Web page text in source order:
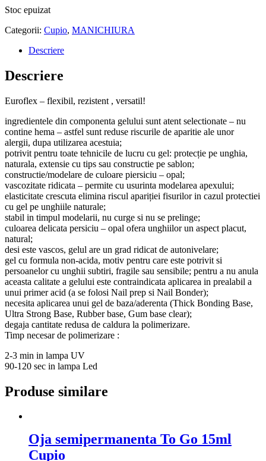
Stoc epuizat
Categorii: Cupio, MANICHIURA
Descriere
Descriere
Euroflex – flexibil, rezistent , versatil!
ingredientele din componenta gelului sunt atent selectionate – nu
contine hema – astfel sunt reduse riscurile de aparitie ale unor
alergii, dupa utilizarea acestuia;
potrivit pentru toate tehnicile de lucru cu gel: protecție pe unghia,
naturala, extensie cu tips sau constructie pe sablon;
constructie/modelare de culoare piersiciu – opal;
vascozitate ridicata – permite cu usurinta modelarea apexului;
elasticitate crescuta elimina riscul apariției fisurilor in cazul protectiei
cu gel pe unghiile naturale;
stabil in timpul modelarii, nu curge si nu se prelinge;
culoarea delicata persiciu – opal ofera unghiilor un aspect placut,
natural;
desi este vascos, gelul are un grad ridicat de autonivelare;
gel cu formula non-acida, motiv pentru care este potrivit si
persoanelor cu unghii subtiri, fragile sau sensibile; pentru a nu anula
aceasta calitate a gelului este contraindicata aplicarea in prealabil a
unui primer acid (a se folosi Nail prep si Nail Bonder);
necesita aplicarea unui gel de baza/aderenta (Thick Bonding Base,
Ultra Strong Base, Rubber base, Gum base clear);
degaja cantitate redusa de caldura la polimerizare.
Timp necesar de polimerizare :
2-3 min in lampa UV
90-120 sec in lampa Led
Produse similare
Oja semipermanenta To Go 15ml
Cupio